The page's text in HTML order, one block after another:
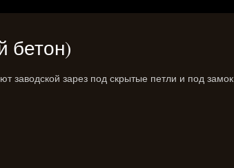
бетон)
заводской зарез под скрытые петли и под замок.